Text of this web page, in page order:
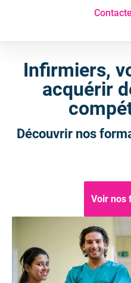
Infirmiers,
acquérir
Découvrir nos
Voir nos